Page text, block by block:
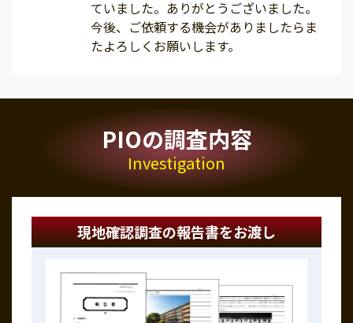
ていました。ありがとうございました。
今後、ご依頼する機会がありましたらま
たよろしくお願いします。
PIOの調査内容
Investigation
現地確認調査の報告書をお渡し